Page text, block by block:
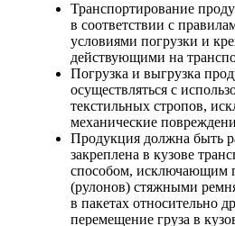
Транспортирование
в соответствии с
условиями погрузки и
действующими на
Погрузка и выгрузка
осуществляться с
текстильных стропов,
механические
Продукция должна быть
закреплена в кузове
способом, исключающим
(рулонов) стяжными
в пакетах относительно
перемещение груза в